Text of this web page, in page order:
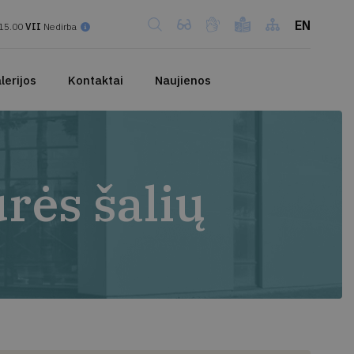
VII Nedirba EN
Kontaktai Naujienos
šalių